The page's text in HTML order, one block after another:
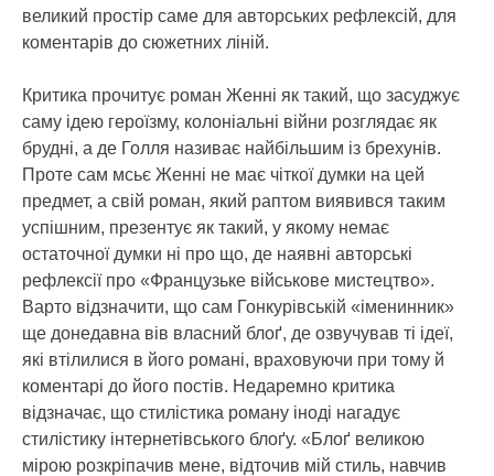
великий простір саме для авторських рефлексій, для
коментарів до сюжетних ліній.
Критика прочитує роман Женні як такий, що засуджує
саму ідею героїзму, колоніальні війни розглядає як
брудні, а де Голля називає найбільшим із брехунів.
Проте сам мсьє Женні не має чіткої думки на цей
предмет, а свій роман, який раптом виявився таким
успішним, презентує як такий, у якому немає
остаточної думки ні про що, де наявні авторські
рефлексії про «Французьке військове мистецтво».
Варто відзначити, що сам Гонкурівській «іменинник»
ще донедавна вів власний блоґ, де озвучував ті ідеї,
які втілилися в його романі, враховуючи при тому й
коментарі до його постів. Недаремно критика
відзначає, що стилістика роману іноді нагадує
стилістику інтернетівського блоґу. «Блоґ великою
мірою розкріпачив мене, відточив мій стиль, навчив